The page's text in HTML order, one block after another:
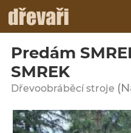
Predám
SMREK
Dřevoobráběcí stroje